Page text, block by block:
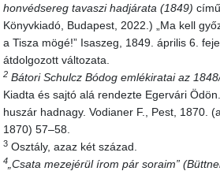
honvédsereg tavaszi hadjárata (1849)
Könyvkiadó, Budapest, 2022.) „Ma kell
a Tisza mögé!” Isaszeg, 1849. április 6.
átdolgozott változata.
2 Bátori Schulcz Bódog emlékiratai az
Kiadta és sajtó alá rendezte Egervári
huszár hadnagy. Vodianer F., Pest, 1870.
1870) 57–58.
3 Osztály, azaz két század.
4 „Csata mezejérül írom pár soraim”